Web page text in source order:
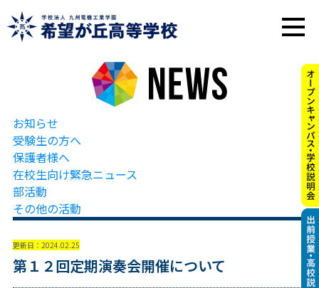
お知らせ
受験生の方へ
保護者様へ
在校生向け緊急ニュース
部活動
その他の活動
更新日：2024.02.25
第１２回定期演奏会開催について